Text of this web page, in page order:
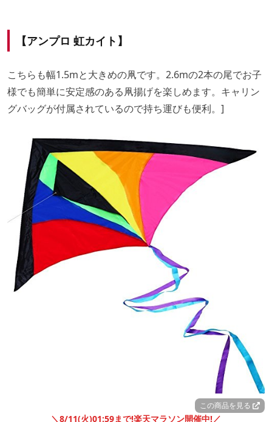
【アンプロ 虹カイト】
こちらも幅1.5mと大きめの凧です。2.6mの2本の尾でお子
様でも簡単に安定感のある凧揚げを楽しめます。キャリン
グバッグが付属されているので持ち運びも便利。]
この商品を見る
＼8/11(火)01:59まで!楽天マラソン開催中!／